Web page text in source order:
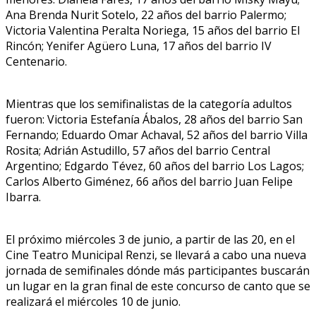
Ana Brenda Nurit Sotelo, 22 años del barrio Palermo;
Victoria Valentina Peralta Noriega, 15 años del barrio El
Rincón; Yenifer Agüero Luna, 17 años del barrio IV
Centenario.
Mientras que los semifinalistas de la categoría adultos
fueron: Victoria Estefanía Ábalos, 28 años del barrio San
Fernando; Eduardo Omar Achaval, 52 años del barrio Villa
Rosita; Adrián Astudillo, 57 años del barrio Central
Argentino; Edgardo Tévez, 60 años del barrio Los Lagos;
Carlos Alberto Giménez, 66 años del barrio Juan Felipe
Ibarra.
El próximo miércoles 3 de junio, a partir de las 20, en el
Cine Teatro Municipal Renzi, se llevará a cabo una nueva
jornada de semifinales dónde más participantes buscarán
un lugar en la gran final de este concurso de canto que se
realizará el miércoles 10 de junio.